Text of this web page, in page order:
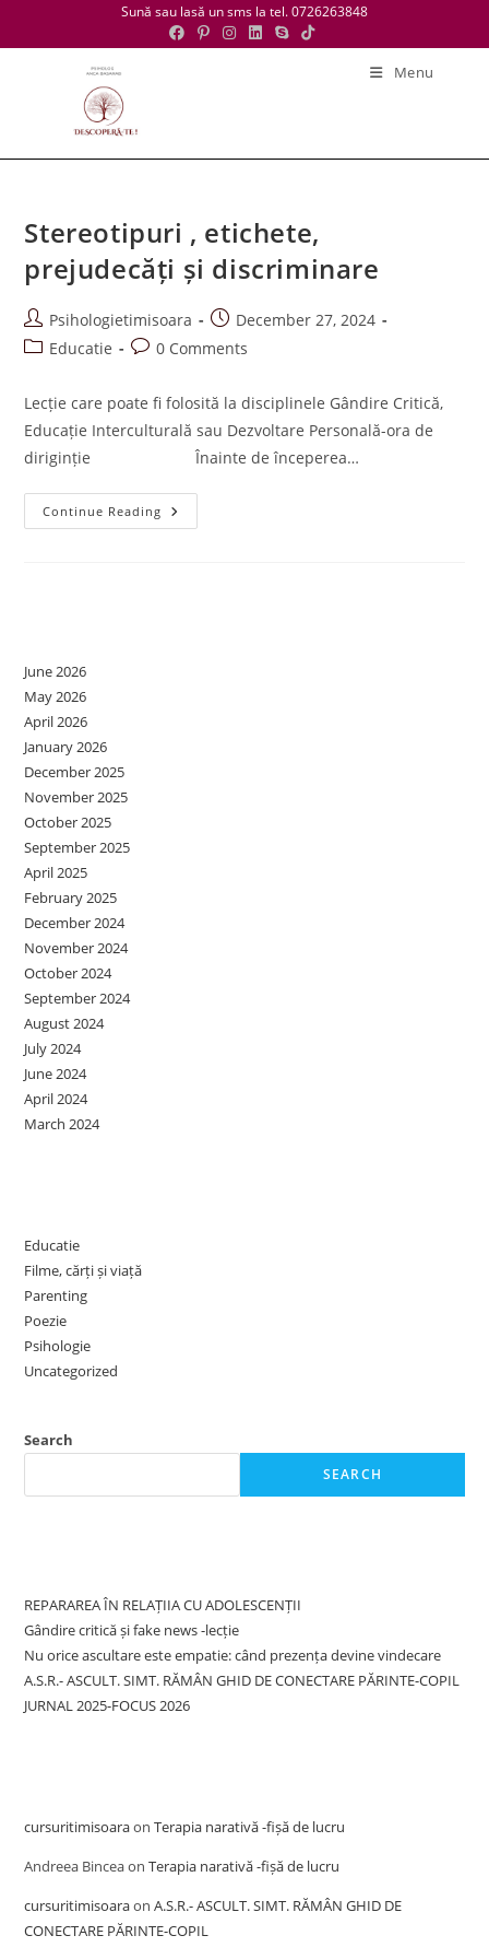
Sună sau lasă un sms la tel. 0726263848
Menu
Stereotipuri , etichete,
prejudecăți și discriminare
Post
author:
Psihologietimisoara
Post
published:
December 27, 2024
PostEducatie
Post0 Comments
Lecție care poate fi folosită la disciplinele Gândire Critică,
Educație Interculturală sau Dezvoltare Personală-ora de
diriginție Înainte de începerea…
Continue Reading Stereotipuri
,
June 2026
May 2026
April 2026
January 2026
December 2025
November 2025
October 2025
September 2025
April 2025
February 2025
December 2024
November 2024
October 2024
September 2024
August 2024
July 2024
June 2024
April 2024
March 2024
Educatie
Filme, cărți și viață
Parenting
Poezie
Psihologie
Uncategorized
Search
SEARCH
REPARAREA ÎN RELAȚIIA CU ADOLESCENȚII
Gândire critică și fake news -lecție
Nu orice ascultare este empatie: când prezența devine vindecare
A.S.R.- ASCULT. SIMT. RĂMÂN GHID DE CONECTARE PĂRINTE-COPIL
JURNAL 2025-FOCUS 2026
cursuritimisoaraonTerapia narativă -fișă de lucru
Andreea BinceaonTerapia narativă -fișă de lucru
cursuritimisoaraonA.S.R.- ASCULT. SIMT. RĂMÂN GHID DE
CONECTARE PĂRINTE-COPIL